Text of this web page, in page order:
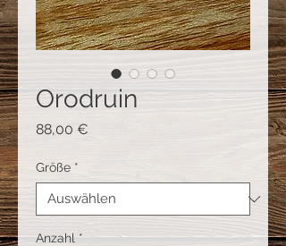
Orodruin
88,00 €
Größe *
Anzahl *